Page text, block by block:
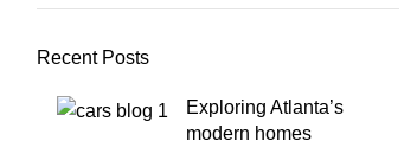
Recent Posts
Exploring Atlanta’s
modern homes